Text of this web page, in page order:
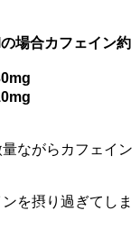
場合カフェイン約
ながらカフェイン
を摂り過ぎてしま